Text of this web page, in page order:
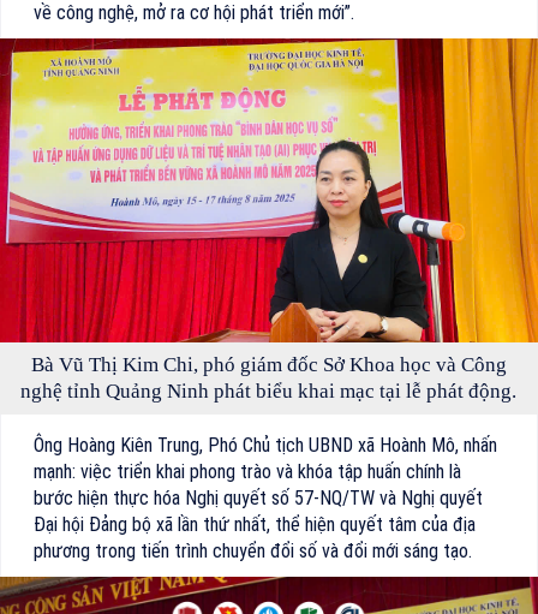
về công nghệ, mở ra cơ hội phát triển mới”.
Bà Vũ Thị Kim Chi, phó giám đốc Sở Khoa học và Công
nghệ tỉnh Quảng Ninh phát biểu khai mạc tại lễ phát động.
Ông Hoàng Kiên Trung, Phó Chủ tịch UBND xã Hoành Mô, nhấn
mạnh: việc triển khai phong trào và khóa tập huấn chính là
bước hiện thực hóa Nghị quyết số 57-NQ/TW và Nghị quyết
Đại hội Đảng bộ xã lần thứ nhất, thể hiện quyết tâm của địa
phương trong tiến trình chuyển đổi số và đổi mới sáng tạo.